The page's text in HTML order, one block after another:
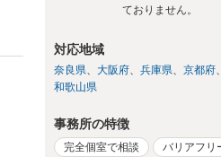
ておりません。
対応地域
奈良県 大阪府 兵庫県 京都府
和歌山県
事務所の特徴
完全個室で相談
バリアフリ